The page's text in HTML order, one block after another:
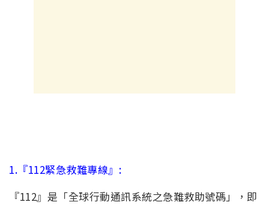
1.『112緊急救難專線』:
『112』是「全球行動通訊系統之急難救助號碼」，即